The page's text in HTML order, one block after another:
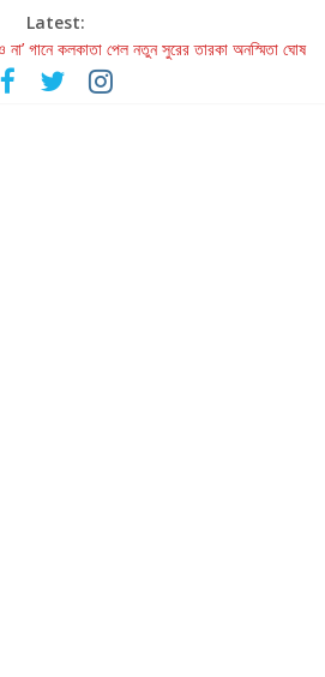
Latest:
না’ গানে কলকাতা পেল নতুন সুরের তারকা অনস্মিতা ঘোষ
মুগ্ধ করল ‘দুই তারার দোতারা’
শোনার বিবর্তনের গল্প